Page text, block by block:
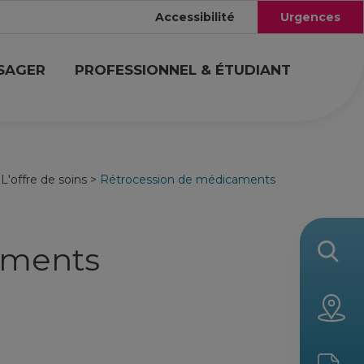
Accessibilité Urgences
PROFESSIONNEL & ÉTUDIANT
L'offre de soins > Rétrocession de médicaments